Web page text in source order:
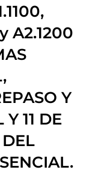
A2.1200
Y
11 DE